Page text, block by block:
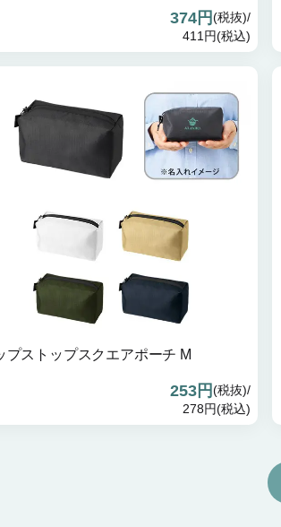
374円(税抜)/
411円(税込)
プストップスクエアポーチ M
253円(税抜)/
278円(税込)